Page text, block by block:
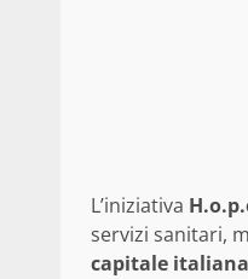
L’iniziativa
servizi sanitari,
capitale italiana